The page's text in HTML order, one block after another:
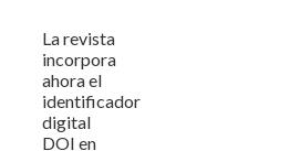
La revista
incorpora
ahora el
identificador
digital
DOI en